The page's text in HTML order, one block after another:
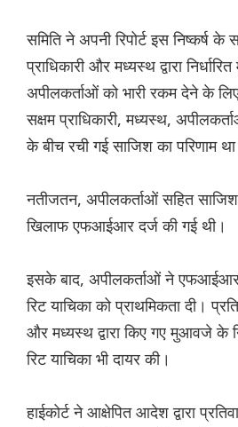
समिति ने अपनी रिपोर्ट इस निष्कर्ष
प्राधिकारी और मध्यस्थ द्वारा
अपीलकर्ताओं को भारी रकम देने के
सक्षम प्राधिकारी, मध्यस्थ,
के बीच रची गई साजिश का परिणाम
नतीजतन, अपीलकर्ताओं सहित साजिश
खिलाफ एफआईआर दर्ज की गई थी।
इसके बाद, अपीलकर्ताओं ने एफआईआर
रिट याचिका को प्राथमिकता दी।
और मध्यस्थ द्वारा किए गए मुआवजे के
रिट याचिका भी दायर की।
हाईकोर्ट ने आक्षेपित आदेश द्वारा